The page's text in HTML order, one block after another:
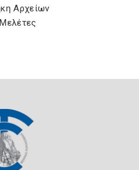
Αρχείων